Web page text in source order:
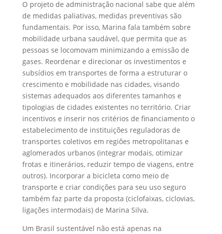
O projeto de administração nacional sabe que além
de medidas paliativas, medidas preventivas são
fundamentais. Por isso, Marina fala também sobre
mobilidade urbana saudável, que permita que as
pessoas se locomovam minimizando a emissão de
gases. Reordenar e direcionar os investimentos e
subsídios em transportes de forma a estruturar o
crescimento e mobilidade nas cidades, visando
sistemas adequados aos diferentes tamanhos e
tipologias de cidades existentes no território. Criar
incentivos e inserir nos critérios de financiamento o
estabelecimento de instituições reguladoras de
transportes coletivos em regiões metropolitanas e
aglomerados urbanos (integrar modais, otimizar
frotas e itinerários, reduzir tempo de viagens, entre
outros). Incorporar a bicicleta como meio de
transporte e criar condições para seu uso seguro
também faz parte da proposta (ciclofaixas, ciclovias,
ligações intermodais) de Marina Silva.
Um Brasil sustentável não está apenas na